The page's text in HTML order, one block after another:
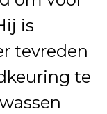
is
tevreden
te